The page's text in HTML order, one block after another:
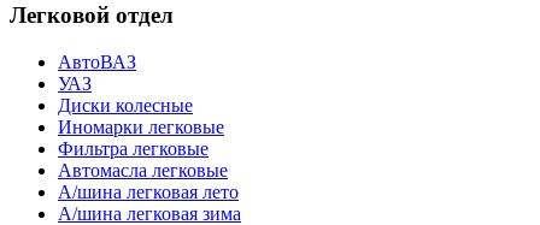
Легковой отдел
АвтоВАЗ
УАЗ
Диски колесные
Иномарки легковые
Фильтра легковые
Автомасла легковые
А/шина легковая лето
А/шина легковая зима